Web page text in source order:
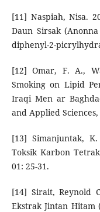
[11] Naspiah, Nisa.
Daun Sirsak
diphenyl-2-
[12] Omar, F. A.,
Smoking on Lipid
Iraqi Men ar
and Applied Sciences,
[13] Simanjuntak,
Toksik Karbon
01: 25-31.
[14] Sirait, Reynold
Ekstrak Jintan Hitam